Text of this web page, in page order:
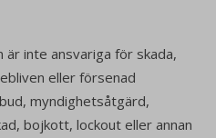
inte ansvariga för skada,
eller försenad
myndighetsåtgärd,
bojkott, lockout eller annan